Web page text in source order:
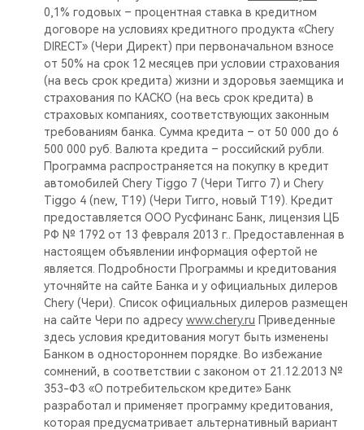
0,1% годовых – процентная ставка в кредитном
договоре на условиях кредитного продукта «Chery
DIRECT» (Чери Директ) при первоначальном взносе
от 50% на срок 12 месяцев при условии страхования
(на весь срок кредита) жизни и здоровья заемщика и
страхования по КАСКО (на весь срок кредита) в
страховых компаниях, соответствующих законным
требованиям банка. Сумма кредита – от 50 000 до 6
500 000 руб. Валюта кредита – российский рубли.
Программа распространяется на покупку в кредит
автомобилей Chery Tiggo 7 (Чери Тигго 7) и Chery
Tiggo 4 (new, T19) (Чери Тигго, новый Т19). Кредит
предоставляется ООО Русфинанс Банк, лицензия ЦБ
РФ № 1792 от 13 февраля 2013 г.. Предоставленная в
настоящем объявлении информация офертой не
является. Подробности Программы и кредитования
уточняйте на сайте Банка и у официальных дилеров
Chery (Чери). Список официальных дилеров размещен
на сайте Чери по адресу www.chery.ru Приведенные
здесь условия кредитования могут быть изменены
Банком в одностороннем порядке. Во избежание
сомнений, в соответствии с законом от 21.12.2013 №
353-ФЗ «О потребительском кредите» Банк
разработал и применяет программу кредитования,
которая предусматривает альтернативный вариант